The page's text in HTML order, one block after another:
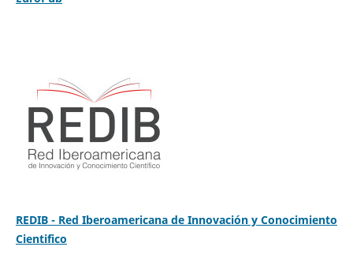
REDIB - Red Iberoamericana de Innovación y Conocimiento
Cientifico